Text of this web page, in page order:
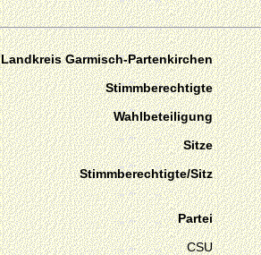
Landkreis Garmisch-Partenkirchen
Stimmberechtigte
Wahlbeteiligung
Sitze
Stimmberechtigte/Sitz
Partei
CSU